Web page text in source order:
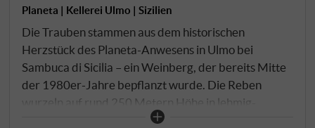
Planeta | Kellerei Ulmo | Sizilien
Die Trauben stammen aus dem historischen
Herzstück des Planeta-Anwesens in Ulmo bei
Sambuca di Sicilia – ein Weinberg, der bereits Mitte
der 1980er-Jahre bepflanzt wurde. Die Reben
wurzeln auf rund 250 Metern Höhe in lehmig-
sandigen Böden mit hohem Kalkgehalt, unweit des